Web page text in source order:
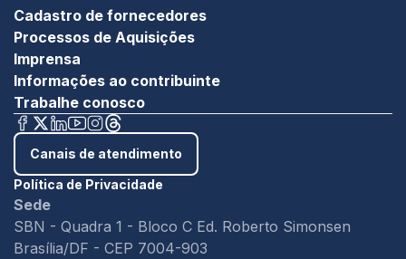
Cadastro de fornecedores
Processos de Aquisições
Imprensa
Informações ao contribuinte
Trabalhe conosco
Canais de atendimento
Política de Privacidade
Sede
SBN - Quadra 1 - Bloco C Ed. Roberto Simonsen
Brasília/DF - CEP 7004-903